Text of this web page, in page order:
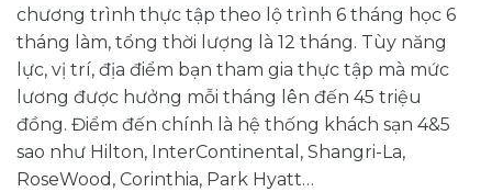
chương trình thực tập theo lộ trình 6 tháng học 6
tháng làm, tổng thời lượng là 12 tháng. Tùy năng
lực, vị trí, địa điểm bạn tham gia thực tập mà mức
lương được hưởng mỗi tháng lên đến 45 triệu
đồng. Điểm đến chính là hệ thống khách sạn 4&5
sao như Hilton, InterContinental, Shangri-La,
RoseWood, Corinthia, Park Hyatt…